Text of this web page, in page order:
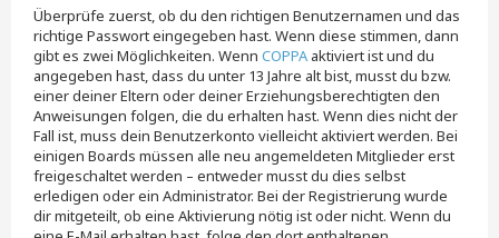
Überprüfe zuerst, ob du den richtigen Benutzernamen und das
richtige Passwort eingegeben hast. Wenn diese stimmen, dann
gibt es zwei Möglichkeiten. Wenn COPPA aktiviert ist und du
angegeben hast, dass du unter 13 Jahre alt bist, musst du bzw.
einer deiner Eltern oder deiner Erziehungsberechtigten den
Anweisungen folgen, die du erhalten hast. Wenn dies nicht der
Fall ist, muss dein Benutzerkonto vielleicht aktiviert werden. Bei
einigen Boards müssen alle neu angemeldeten Mitglieder erst
freigeschaltet werden – entweder musst du dies selbst
erledigen oder ein Administrator. Bei der Registrierung wurde
dir mitgeteilt, ob eine Aktivierung nötig ist oder nicht. Wenn du